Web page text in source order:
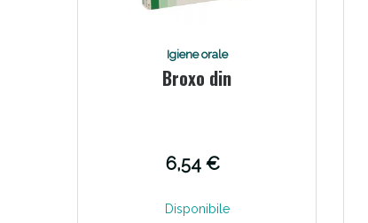
Igiene orale
Broxo din
6,54 €
Disponibile